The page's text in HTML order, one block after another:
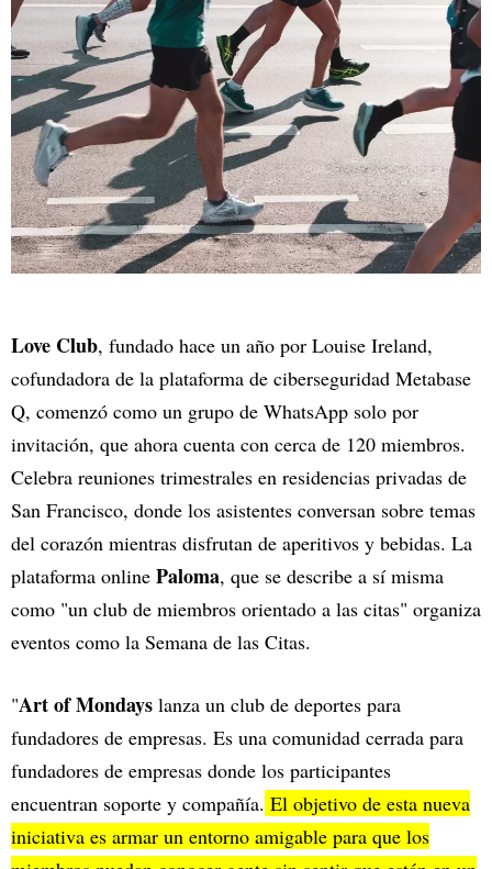
Love Club, fundado hace un año por Louise Ireland,
cofundadora de la plataforma de ciberseguridad Metabase
Q, comenzó como un grupo de WhatsApp solo por
invitación, que ahora cuenta con cerca de 120 miembros.
Celebra reuniones trimestrales en residencias privadas de
San Francisco, donde los asistentes conversan sobre temas
del corazón mientras disfrutan de aperitivos y bebidas. La
plataforma online Paloma, que se describe a sí misma
como "un club de miembros orientado a las citas" organiza
eventos como la Semana de las Citas.
"Art of Mondays lanza un club de deportes para
fundadores de empresas. Es una comunidad cerrada para
fundadores de empresas donde los participantes
encuentran soporte y compañía. El objetivo de esta nueva
iniciativa es armar un entorno amigable para que los